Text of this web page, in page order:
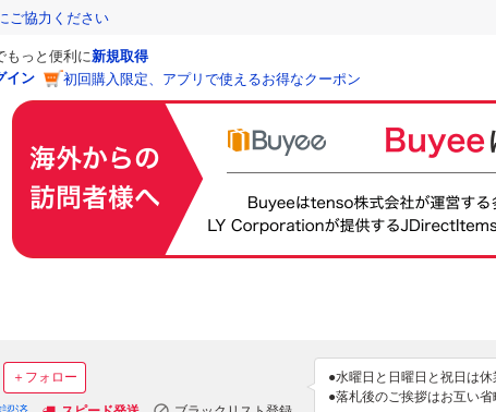
ご協力ください
もっと便利に新規取得
イン
初回購入限定、アプリで使えるお得なクーポン
＋フォロー
●水曜日と日曜日と祝日は休
●落札後のご挨拶はお互い